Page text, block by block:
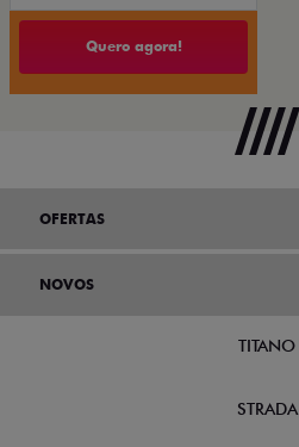
Quero agora!
OFERTAS
NOVOS
TITANO
STRADA